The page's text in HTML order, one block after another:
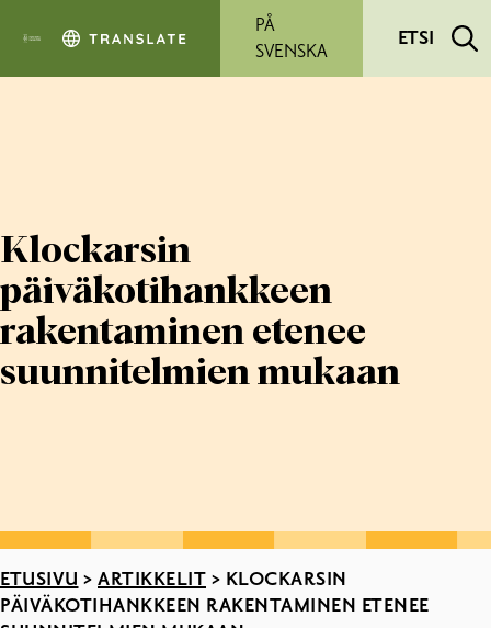
PÅ
SVENSKA
ETSI
Klockarsin
päiväkotihankkeen
rakentaminen etenee
suunnitelmien mukaan
ETUSIVU > ARTIKKELIT > KLOCKARSIN
PÄIVÄKOTIHANKKEEN RAKENTAMINEN ETENEE